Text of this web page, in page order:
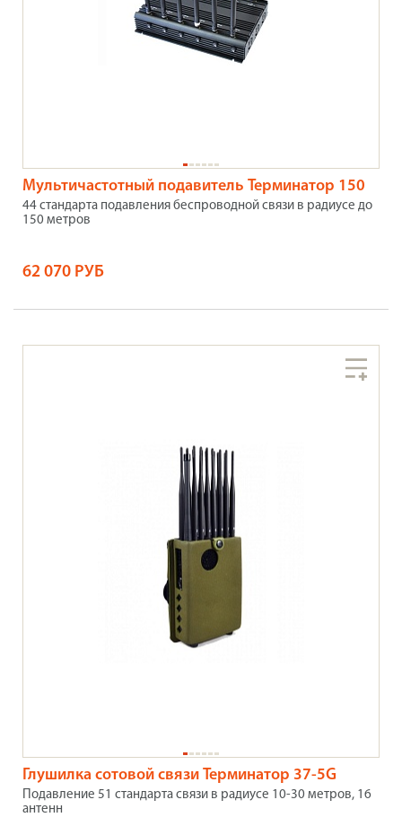
Мультичастотный подавитель Терминатор 150
44 стандарта подавления беспроводной связи в радиусе до
150 метров
62 070 РУБ
Глушилка сотовой связи Терминатор 37-5G
Подавление 51 стандарта связи в радиусе 10-30 метров, 16
антенн